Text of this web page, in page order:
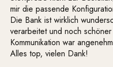
mir die passende
Die Bank ist wirklich
verarbeitet und noch
Kommunikation war
Alles top, vielen Dank!